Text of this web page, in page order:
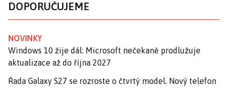
DOPORUČUJEME
NOVINKY
Windows 10 žije dál: Microsoft nečekaně prodlužuje
aktualizace až do října 2027
Řada Galaxy S27 se rozroste o čtvrtý model. Nový telefon